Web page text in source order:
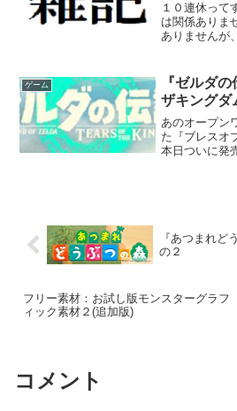
１０連休って
は関係ありま
ありませんが
ソールなど
つ、ゲームキ
ゲーム
『ゼルダ
ザキングダ
あのオープン
た『ブレスオ
本日ついに発
『あつまれど
の２
フリー素材：お試し版モンスターグラフ
ィック素材２(追加版)
コメント